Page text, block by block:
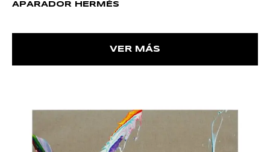
APARADOR HERMÉS
VER MÁS